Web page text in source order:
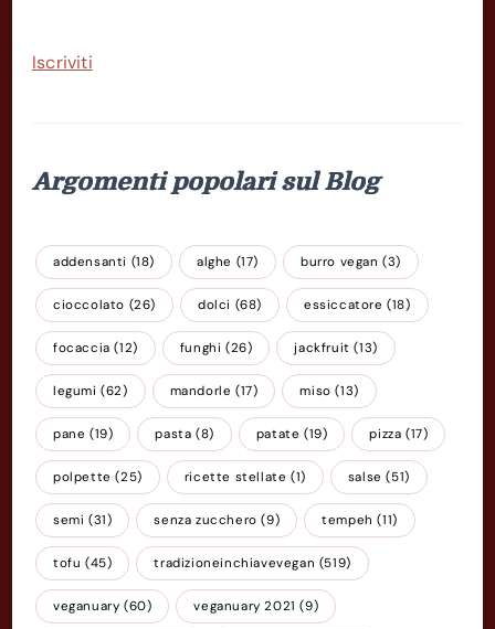
Iscriviti
Argomenti popolari sul Blog
addensanti (18) alghe (17) burro vegan (3)
cioccolato (26) dolci (68) essiccatore (18)
focaccia (12) funghi (26) jackfruit (13)
legumi (62) mandorle (17) miso (13)
pane (19) pasta (8) patate (19) pizza (17)
polpette (25) ricette stellate (1) salse (51)
semi (31) senza zucchero (9) tempeh (11)
tofu (45) tradizioneinchiavevegan (519)
veganuary (60) veganuary 2021 (9)